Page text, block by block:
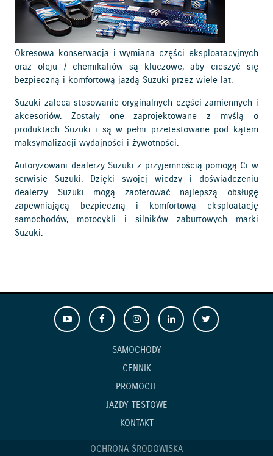
Okresowa konserwacja i wymiana części eksploatacyjnych
oraz oleju / chemikaliów są kluczowe, aby cieszyć się
bezpieczną i komfortową jazdą Suzuki przez wiele lat.
Suzuki zaleca stosowanie oryginalnych części zamiennych i
akcesoriów. Zostały one zaprojektowane z myślą o
produktach Suzuki i są w pełni przetestowane pod kątem
maksymalizacji wydajności i żywotności.
Autoryzowani dealerzy Suzuki z przyjemnością pomogą Ci w
serwisie Suzuki. Dzięki swojej wiedzy i doświadczeniu
dealerzy Suzuki mogą zaoferować najlepszą obsługę
zapewniającą bezpieczną i komfortową eksploatację
samochodów, motocykli i silników zaburtowych marki
Suzuki.
SAMOCHODY
CENNIK
PROMOCJE
JAZDY TESTOWE
KONTAKT
OCHRONA ŚRODOWISKA